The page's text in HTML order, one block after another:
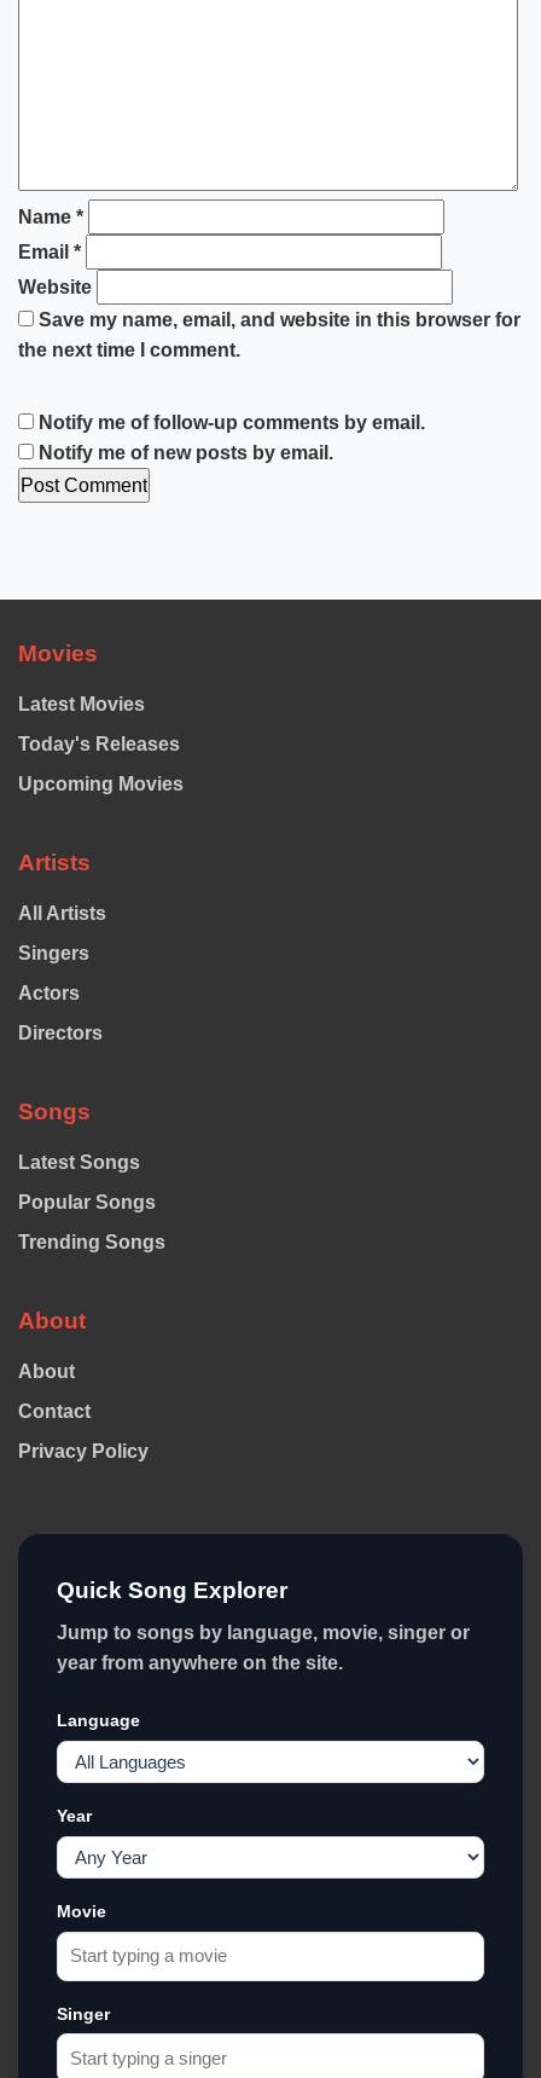
Name *
Email *
Website
Save my name, email, and website in this browser for
the next time I comment.
Notify me of follow-up comments by email.
Notify me of new posts by email.
Movies
Latest Movies
Today's Releases
Upcoming Movies
Artists
All Artists
Singers
Actors
Directors
Songs
Latest Songs
Popular Songs
Trending Songs
About
About
Contact
Privacy Policy
Quick Song Explorer
Jump to songs by language, movie, singer or
year from anywhere on the site.
Language
Year
Movie
Singer